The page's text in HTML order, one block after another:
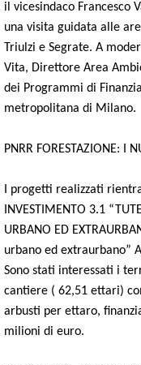
il vicesindaco Francesco
una visita guidata alle
Triulzi e Segrate. A
Vita, Direttore Area
dei Programmi di
metropolitana di Milano.
PNRR FORESTAZIONE: I
I progetti realizzati
INVESTIMENTO 3.1
URBANO ED
urbano ed extraurbano”
Sono stati interessati i
cantiere ( 62,51 ettari)
arbusti per ettaro,
milioni di euro.